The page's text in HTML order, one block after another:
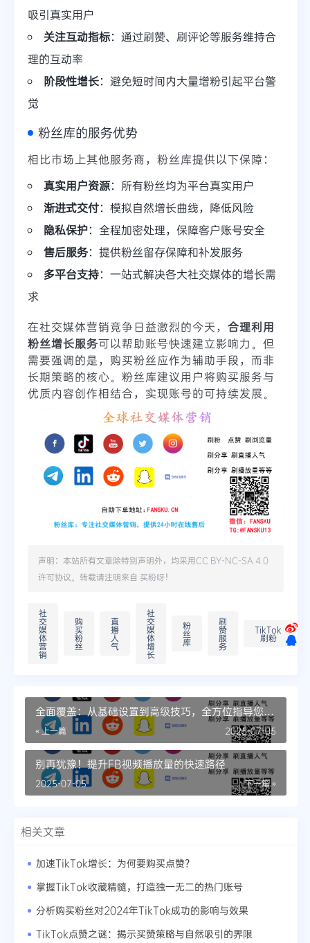
吸引真实用户
关注互动指标：通过刷赞、刷评论等服务维持合
理的互动率
阶段性增长：避免短时间内大量增粉引起平台警
觉
粉丝库的服务优势
相比市场上其他服务商，粉丝库提供以下保障：
真实用户资源：所有粉丝均为平台真实用户
渐进式交付：模拟自然增长曲线，降低风险
隐私保护：全程加密处理，保障客户账号安全
售后服务：提供粉丝留存保障和补发服务
多平台支持：一站式解决各大社交媒体的增长需
求
在社交媒体营销竞争日益激烈的今天， 合理利用
粉丝增长服务可以帮助账号快速建立影响力。但
需要强调的是，购买粉丝应作为辅助手段，而非
长期策略的核心。粉丝库建议用户将购买服务与
优质内容创作相结合，实现账号的可持续发展。
声明：本站所有文章除特别声明外，均采用CC BY-NC-SA 4.0
许可协议。转载请注明来自 买粉呀！
社
交
媒
体
营
销
购
买
粉
丝
直
播
人
气
社
交
媒
体
增
长
粉
丝
库
刷
赞
服
务
TikTok
刷粉
全面覆盖：从基础设置到高级技巧，全方位指导您如
何系统性地提高YouTube各项指标！
« 上一篇 2025-07-05
别再犹豫！提升FB视频播放量的快速路径
下一篇 »
2025-07-05
相关文章
加速TikTok增长：为何要购买点赞？
掌握TikTok收藏精髓，打造独一无二的热门账号
分析购买粉丝对2024年TikTok成功的影响与效果
TikTok点赞之谜：揭示买赞策略与自然吸引的界限